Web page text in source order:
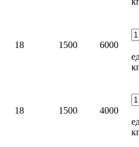
18 1500
6000
18 1500
4000